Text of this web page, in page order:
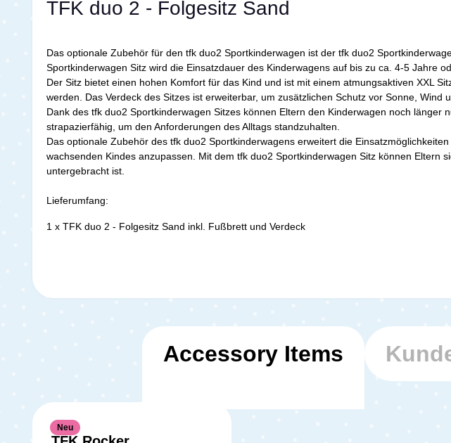
TFK duo 2 - Folgesitz Sand
Das optionale Zubehör für den tfk duo2 Sportkinderwagen ist der tfk duo2
Sportkinderwagen Sitz wird die Einsatzdauer des Kinderwagens auf bis zu ca. 4-5 Jahre
Der Sitz bietet einen hohen Komfort für das Kind und ist mit einem atmungsaktiven XXL
werden. Das Verdeck des Sitzes ist erweiterbar, um zusätzlichen Schutz vor Sonne, Wind
Dank des tfk duo2 Sportkinderwagen Sitzes können Eltern den Kinderwagen noch
strapazierfähig, um den Anforderungen des Alltags standzuhalten.
Das optionale Zubehör des tfk duo2 Sportkinderwagens erweitert die
wachsenden Kindes anzupassen. Mit dem tfk duo2 Sportkinderwagen Sitz können
untergebracht ist.
Lieferumfang:
1 x TFK duo 2 - Folgesitz Sand inkl. Fußbrett und Verdeck
Accessory Items
Neu